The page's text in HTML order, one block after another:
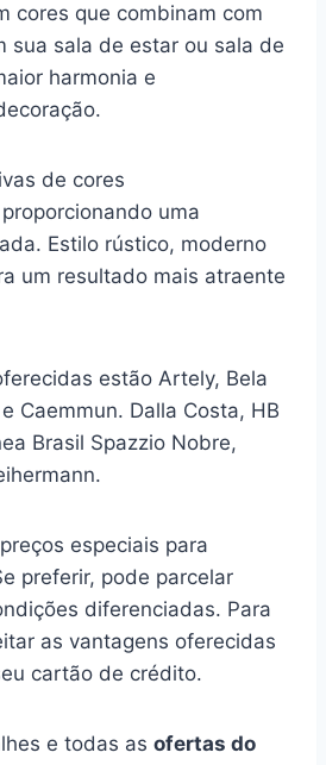
cores que combinam com
sua sala de estar ou sala de
harmonia e
de cores
uma
Estilo rústico, moderno
um resultado mais atraente
estão Artely, Bela
Caemmun. Dalla Costa, HB
Brasil Spazzio Nobre,
especiais para
preferir, pode parcelar
diferenciadas. Para
as vantagens oferecidas
cartão de crédito.
e todas as ofertas do